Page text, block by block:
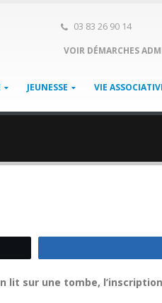
03 83 26 90 14
VOIR DÉMARCHES
JEUNESSE VIE
sur une tombe,